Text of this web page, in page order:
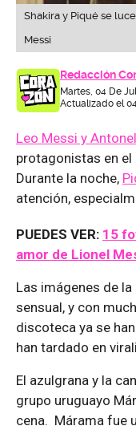
Shakira y Piqué se
Messi
Redacción
Martes, 04 De
Actualizado el
Leo Messi y
protagonistas en el
Durante la noche,
atención,
PUEDES VER: 15
amor de Lionel
Las imágenes de
sensual, y con
discoteca ya se
han tardado en
El azulgrana y la
grupo uruguayo
cena. Márama fue